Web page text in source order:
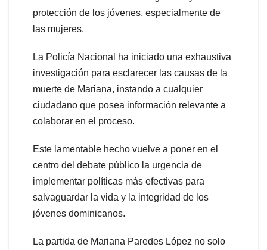
protección de los jóvenes, especialmente de
las mujeres.
La Policía Nacional ha iniciado una exhaustiva
investigación para esclarecer las causas de la
muerte de Mariana, instando a cualquier
ciudadano que posea información relevante a
colaborar en el proceso.
Este lamentable hecho vuelve a poner en el
centro del debate público la urgencia de
implementar políticas más efectivas para
salvaguardar la vida y la integridad de los
jóvenes dominicanos.
La partida de Mariana Paredes López no solo